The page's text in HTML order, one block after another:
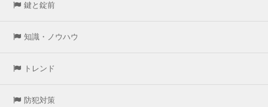
鍵と錠前
知識・ノウハウ
トレンド
防犯対策